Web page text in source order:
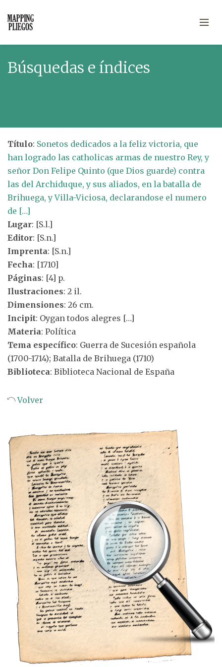
Búsquedas e índices
Título: Sonetos dedicados a la feliz victoria, que
han logrado las catholicas armas de nuestro Rey, y
señor Don Felipe Quinto (que Dios guarde) contra
las del Archiduque, y sus aliados, en la batalla de
Brihuega, y Villa-Viciosa, declarandose el numero
de […]
Lugar: [S.l.]
Editor: [S.n.]
Imprenta: [S.n.]
Fecha: [1710]
Páginas: [4] p.
Ilustraciones: 2 il.
Dimensiones: 26 cm.
Incipit: Oygan todos alegres […]
Materia: Política
Tema específico: Guerra de Sucesión española
(1700-1714); Batalla de Brihuega (1710)
Biblioteca: Biblioteca Nacional de España
Volver